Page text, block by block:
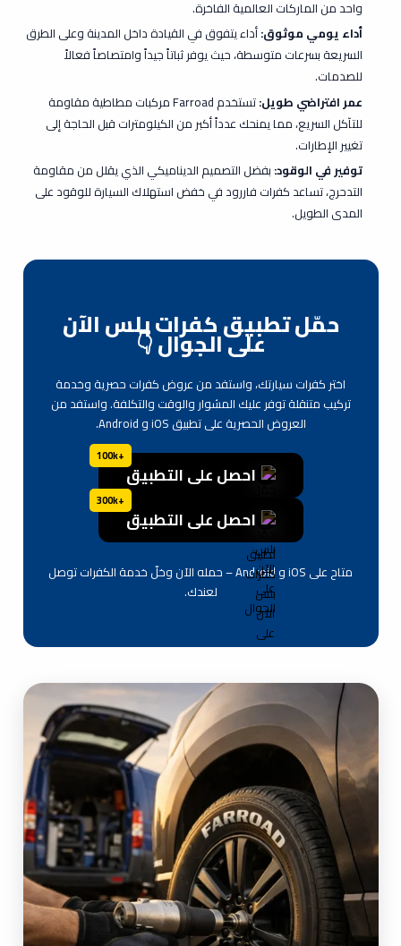
واحد من الماركات العالمية الفاخرة.
أداء يومي موثوق:أداء يتفوق في القيادة داخل المدينة وعلى الطرق
السريعة بسرعات متوسطة، حيث يوفر ثباتاً جيداً وامتصاصاً فعالاً
للصدمات.
عمر افتراضي طويل:
تستخدم Farroad مركبات مطاطية مقاومة
للتآكل السريع، مما يمنحك عدداً أكبر من الكيلومترات قبل الحاجة إلى
تغيير الإطارات.
توفير في الوقود: بفضل التصميم الديناميكي الذي يقلل من مقاومة
التدحرج، تساعد كفرات فاررود في خفض استهلاك السيارة للوقود على
المدى الطويل.
حمّل تطبيق كفرات بلس الآن
على الجوال 👇
اختر كفرات سيارتك، واستفد من عروض كفرات حصرية وخدمة
تركيب متنقلة توفر عليك المشوار والوقت والتكلفة. واستفد من
العروض الحصرية على تطبيق iOS و Android.
+100k
احصل على التطبيق
+300k
احصل على التطبيق
متاح على iOS و Android – حمله الآن وخلّ خدمة الكفرات توصل
لعندك.